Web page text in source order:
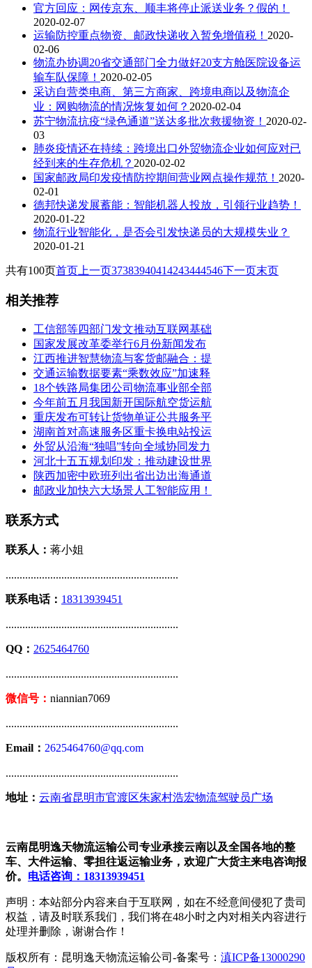
官方回应：网传京东、顺丰将停止派送业务？假的！
2020-02-07
运输防控重点物资、邮政快递收入暂免增值税！ 2020-
02-06
物流办协调20省交通部门全力做好20支方舱医院设备运
输车队保障！ 2020-02-05
采访自营类电商、第三方商家、跨境电商以及物流企
业：网购物流的情况恢复如何？ 2020-02-04
苏宁物流抗疫“绿色通道”送达多批次救援物资！ 2020-02-
03
肺炎疫情还在持续：跨境出口外贸物流企业如何应对已
经到来的生存危机？ 2020-02-02
国家邮政局印发疫情防控期间营业网点操作规范！ 2020-
02-01
德邦快递发展蓄能：智能机器人投放，引领行业趋势！
2020-01-22
物流行业智能化，是否会引发快递员的大规模失业？
2020-01-21
共有100页首页 上一页37383940414243444546下一页末页
相关推荐
工信部等四部门发文推动互联网基础
国家发展改革委举行6月份新闻发布
江西推进智慧物流与客货邮融合：提
交通运输数据要素“乘数效应”加速释
18个铁路局集团公司物流事业部全部
今年前五月我国新开国际航空货运航
重庆发布可转让货物单证公共服务平
湖南首对高速服务区重卡换电站投运
外贸从沿海“独唱”转向全域协同发力
河北十五五规划印发：推动建设世界
陕西加密中欧班列出省出边出海通道
邮政业加快六大场景人工智能应用！
联系方式
联系人： 蒋小姐
..............................................................
联系电话： 18313939451
..............................................................
QQ： 2625464760
..............................................................
微信号： niannian7069
..............................................................
Email： 2625464760@qq.com
..............................................................
地址： 云南省昆明市官渡区朱家村浩宏物流驾驶员广场
云南昆明逸天物流运输公司专业承接云南以及全国各地的整
车、大件运输、零担往返运输业务，欢迎广大货主来电咨询报
价。 电话咨询：18313939451
声明：本站部分内容来自于互联网，如在不经意间侵犯了贵司
权益，请及时联系我们，我们将在48小时之内对相关内容进行
处理并删除，谢谢合作！
版权所有：昆明逸天物流运输公司-备案号： 滇ICP备13000290